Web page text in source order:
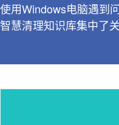
使用Windows电脑遇到
智慧清理知识库集中了